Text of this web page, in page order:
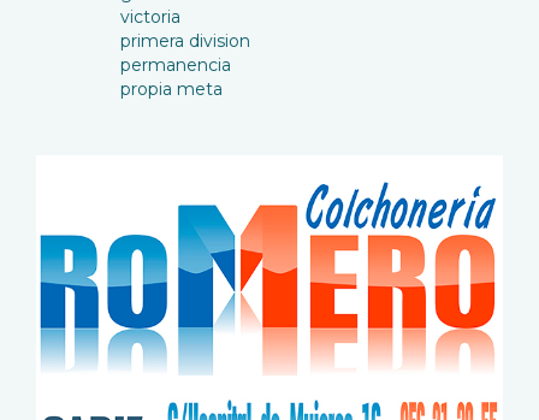
victoria
primera division
permanencia
propia meta